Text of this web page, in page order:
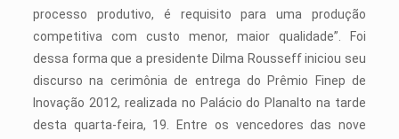
processo produtivo, é requisito para uma produção
competitiva com custo menor, maior qualidade”. Foi
dessa forma que a presidente Dilma Rousseff iniciou seu
discurso na cerimônia de entrega do Prêmio Finep de
Inovação 2012, realizada no Palácio do Planalto na tarde
desta quarta-feira, 19. Entre os vencedores das nove